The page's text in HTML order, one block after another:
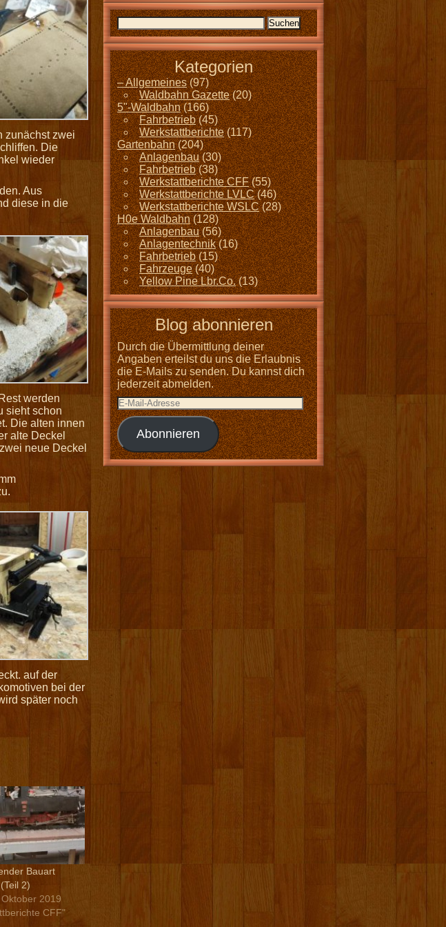
zunächst zwei
Die
wieder
Aus
diese in die
werden
sieht schon
Die alten innen
alte Deckel
neue Deckel
auf der
bei der
später noch
Bauart
(Teil 2)
2019
CFF"
Kategorien
– Allgemeines(97)
Waldbahn Gazette(20)
5"-Waldbahn(166)
Fahrbetrieb(45)
Werkstattberichte(117)
Gartenbahn(204)
Anlagenbau(30)
Fahrbetrieb(38)
Werkstattberichte CFF(55)
Werkstattberichte LVLC(46)
Werkstattberichte WSLC(28)
H0e Waldbahn(128)
Anlagenbau(56)
Anlagentechnik(16)
Fahrbetrieb(15)
Fahrzeuge(40)
Yellow Pine Lbr.Co.(13)
Blog abonnieren
Durch die Übermittlung deiner
Angaben erteilst du uns die Erlaubnis
die E-Mails zu senden. Du kannst dich
jederzeit abmelden.
Abonnieren